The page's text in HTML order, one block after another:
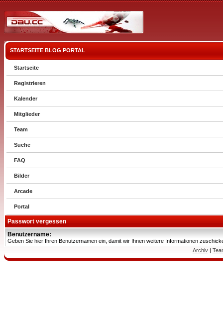
STARTSEITE BLOG PORTAL
Startseite
Registrieren
Kalender
Mitglieder
Team
Suche
FAQ
Bilder
Arcade
Portal
Passwort vergessen
Benutzername:
Geben Sie hier Ihren Benutzernamen ein, damit wir Ihnen weitere Informationen
Archiv|